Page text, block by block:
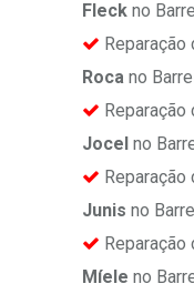
Fleck no
Reparação
Roca no
Reparação
Jocel no
Reparação
Junis no
Reparação
Míele no